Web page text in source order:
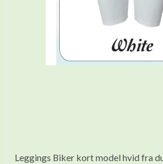
Leggings Biker kort model hvid fra